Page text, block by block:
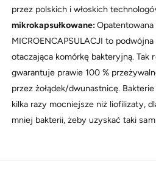
przez polskich i włoskich
mikrokapsułkowane:
MICROENCAPSULACJI to
otaczająca komórkę bakteryjną. Tak
gwarantuje prawie 100 %
przez żołądek/dwunastnicę.
kilka razy mocniejsze niż liofilizaty,
mniej bakterii, żeby uzyskać taki